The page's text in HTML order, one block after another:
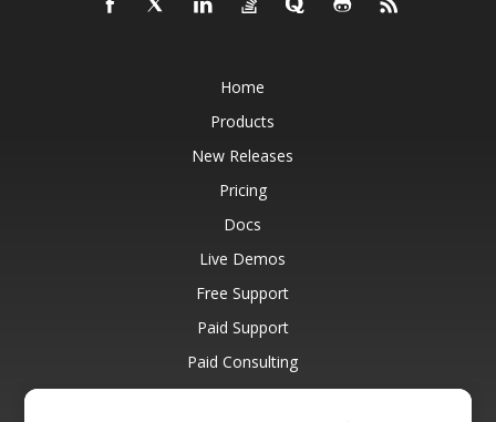
Home
Products
New Releases
Pricing
Docs
Live Demos
Free Support
Paid Support
Paid Consulting
Blog